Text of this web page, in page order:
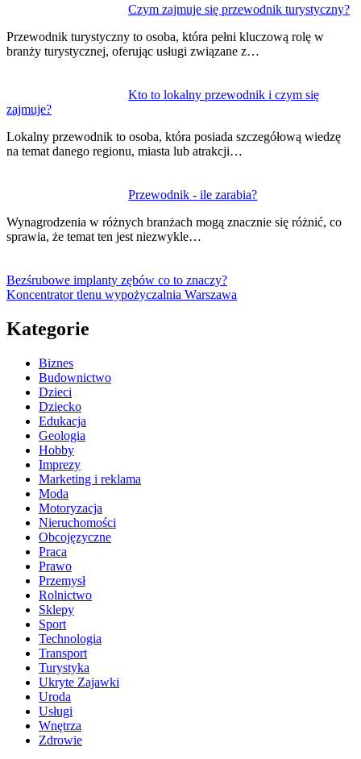
Czym zajmuje się przewodnik turystyczny?
Przewodnik turystyczny to osoba, która pełni kluczową rolę w
branży turystycznej, oferując usługi związane z…
Kto to lokalny przewodnik i czym się
zajmuje?
Lokalny przewodnik to osoba, która posiada szczegółową wiedzę
na temat danego regionu, miasta lub atrakcji…
Przewodnik - ile zarabia?
Wynagrodzenia w różnych branżach mogą znacznie się różnić, co
sprawia, że temat ten jest niezwykle…
Bezśrubowe implanty zębów co to znaczy?
Koncentrator tlenu wypożyczalnia Warszawa
Kategorie
Biznes
Budownictwo
Dzieci
Dziecko
Edukacja
Geologia
Hobby
Imprezy
Marketing i reklama
Moda
Motoryzacja
Nieruchomości
Obcojęzyczne
Praca
Prawo
Przemysł
Rolnictwo
Sklepy
Sport
Technologia
Transport
Turystyka
Ukryte Zajawki
Uroda
Usługi
Wnętrza
Zdrowie